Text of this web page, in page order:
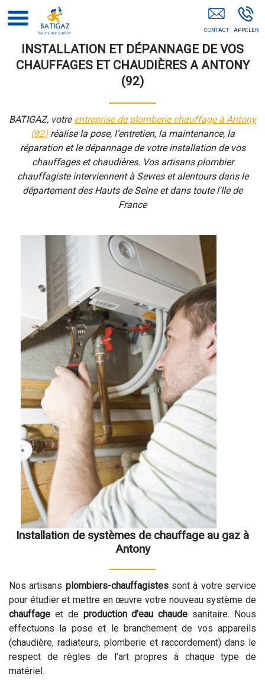
INSTALLATION ET DÉPANNAGE DE VOS
CHAUFFAGES ET CHAUDIÈRES A ANTONY
(92)
BATIGAZ, votreentreprise de plomberie chauffage à Antony
(92)réalise la pose, l’entretien, la maintenance, la
réparation et le dépannage de votre installation de vos
chauffages et chaudières. Vos artisans plombier
chauffagiste interviennent à Sevres et alentours dans le
département des Hauts de Seine et dans toute l'Ile de
France
Installation de systèmes de chauffage au gaz à
Antony
Nos artisans plombiers-chauffagistessont à votre service
pour étudier et mettre en œuvre votre nouveau système de
chauffage et de production d’eau chaude sanitaire. Nous
effectuons la pose et le branchement de vos appareils
(chaudière, radiateurs, plomberie et raccordement) dans le
respect de règles de l’art propres à chaque type de
matériel.